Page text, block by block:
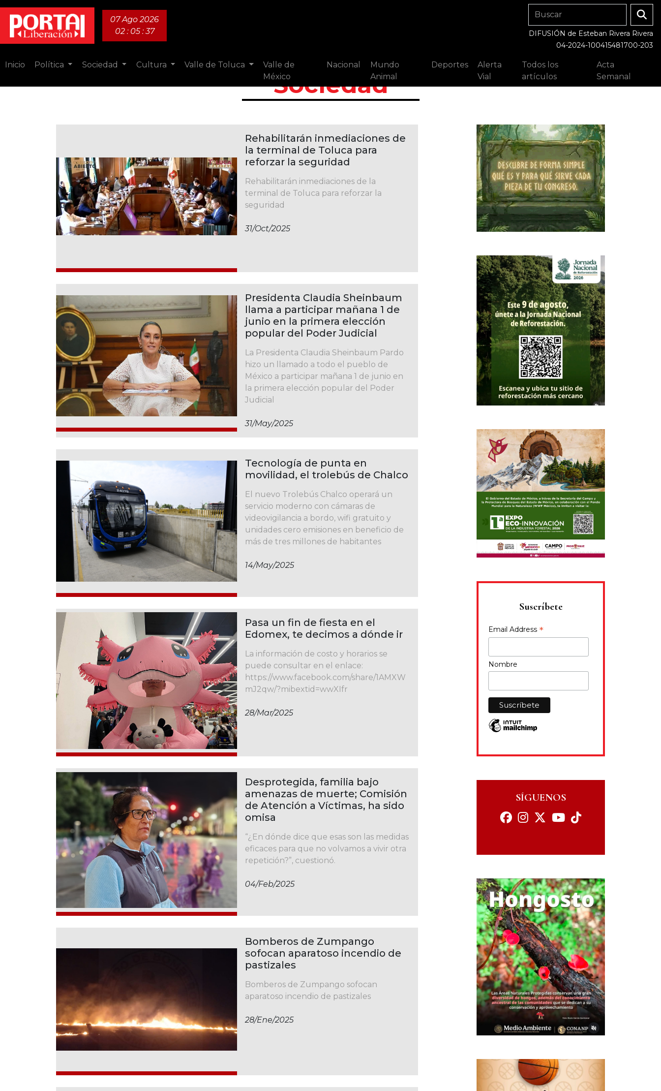
07 Ago 2026
02 : 05 : 38
DIFUSIÓN de Esteban Rivera Rivera
04-2024-100415481700-203
Inicio Política Sociedad Cultura Valle de Toluca
Valle de
México
Nacional
Mundo
Animal
Deportes
Alerta
Vial
Todos los
artículos
Acta
Semanal
Sociedad
Rehabilitarán inmediaciones de
la terminal de Toluca para
reforzar la seguridad
Rehabilitarán inmediaciones de la
terminal de Toluca para reforzar la
seguridad
31/oct/2025
Presidenta Claudia Sheinbaum
llama a participar mañana 1 de
junio en la primera elección
popular del Poder Judicial
La Presidenta Claudia Sheinbaum Pardo
hizo un llamado a todo el pueblo de
México a participar mañana 1 de junio en
la primera elección popular del Poder
Judicial
31/may/2025
Tecnología de punta en
movilidad, el trolebús de Chalco
El nuevo Trolebús Chalco operará un
servicio moderno con cámaras de
videovigilancia a bordo, wifi gratuito y
unidades cero emisiones en beneficio de
más de tres millones de habitantes
14/may/2025
Pasa un fin de fiesta en el
Edomex, te decimos a dónde ir
La información de costo y horarios se
puede consultar en el enlace:
https://www.facebook.com/share/1AMXW
mJ2qw/?mibextid=wwXIfr
28/mar/2025
Desprotegida, familia bajo
amenazas de muerte; Comisión
de Atención a Víctimas, ha sido
omisa
“¿En dónde dice que esas son las medidas
eficaces para que no volvamos a vivir otra
repetición?”, cuestionó.
04/feb/2025
Bomberos de Zumpango
sofocan aparatoso incendio de
pastizales
Bomberos de Zumpango sofocan
aparatoso incendio de pastizales
28/ene/2025
Suscríbete
Email Address *
Nombre
SÍGUENOS